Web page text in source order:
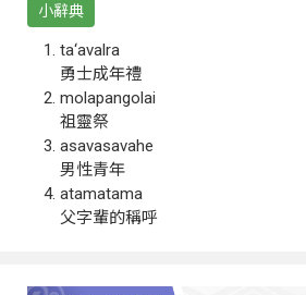
小辭典
ta‘avalra
勇士成年禮
molapangolai
祖靈祭
asavasavahe
男性青年
atamatama
父字輩的稱呼